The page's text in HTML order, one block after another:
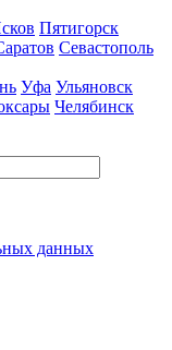
Пятигорск
Севастополь
Уфа Ульяновск
Челябинск
данных